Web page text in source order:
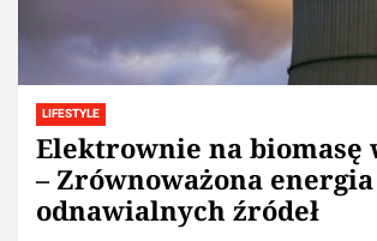
LIFESTYLE
Elektrownie na biomasę
– Zrównoważona
odnawialnych źródeł